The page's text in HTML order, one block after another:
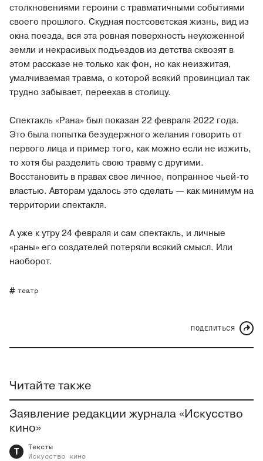
столкновениями героини с травматичными событиями
своего прошлого. Скудная постсоветская жизнь, вид из
окна поезда, вся эта ровная поверхность неухоженной
земли и некрасивых подъездов из детства сквозят в
этом рассказе не только как фон, но как неизжитая,
умалчиваемая травма, о которой всякий провинциал так
трудно забывает, переехав в столицу.
Спектакль «Рана» был показан 22 февраля 2022 года.
Это была попытка безудержного желания говорить от
первого лица и пример того, как можно если не изжить,
то хотя бы разделить свою травму с другими.
Восстановить в правах свое личное, попранное чьей-то
властью. Авторам удалось это сделать — как минимум на
территории спектакля.
А уже к утру 24 февраля и сам спектакль, и личные
«раны» его создателей потеряли всякий смысл. Или
наоборот.
театр
ПОДЕЛИТЬСЯ
Читайте также
Заявление редакции журнала «Искусство
кино»
Т
Тексты
Искусство
кино